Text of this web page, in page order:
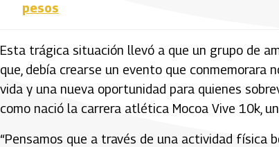
pesos
Esta trágica situación llevó a que un grupo de
que, debía crearse un evento que conmemorara
vida y una nueva oportunidad para quienes
como nació la carrera atlética Mocoa Vive 10k,
“Pensamos que a través de una actividad física